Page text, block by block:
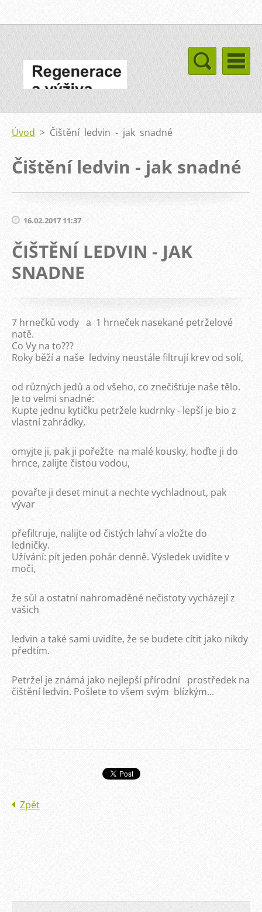
Úvod > Čištění ledvin - jak snadné
Čištění ledvin - jak snadné
16.02.2017 11:37
ČIŠTĚNÍ LEDVIN - JAK
SNADNE
7 hrnečků vody a 1 hrneček nasekané petrželové
natě.
Co Vy na to???
Roky běží a naše ledviny neustále filtrují krev od solí,
od různých jedů a od všeho, co znečišťuje naše tělo.
Je to velmi snadné:
Kupte jednu kytičku petržele kudrnky - lepší je bio z
vlastní zahrádky,
omyjte ji, pak ji pořežte na malé kousky, hoďte ji do
hrnce, zalijte čistou vodou,
povařte ji deset minut a nechte vychladnout, pak
vývar
přefiltruje, nalijte od čistých lahví a vložte do
ledničky.
Užívání: pít jeden pohár denně. Výsledek uvidíte v
moči,
že sůl a ostatní nahromaděné nečistoty vycházejí z
vašich
ledvin a také sami uvidíte, že se budete cítit jako nikdy
předtím.
Petržel je známá jako nejlepší přírodní prostředek na
čištění ledvin. Pošlete to všem svým blízkým...
Zpět